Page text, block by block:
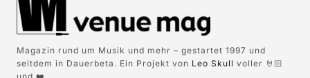
Magazin rund um Musik und mehr – gestartet 1997 und
seitdem in Dauerbeta. Ein Projekt von Leo Skull voller 🤘🏻